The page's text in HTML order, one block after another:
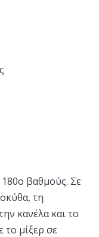
βαθμούς. Σε
τη
κανέλα και το
το μίξερ σε